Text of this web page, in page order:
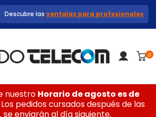
Descubre las ventajas para profesionales
0
nuestro Horario de agosto es de
Los pedidos cursados después de las
se enviarán al día siguiente.